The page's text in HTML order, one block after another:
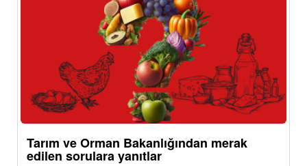
Tarım ve Orman Bakanlığından merak
edilen sorulara yanıtlar